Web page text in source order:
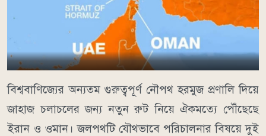
বিশ্ববাণিজ্যের অন্যতম গুরুত্বপূর্ণ নৌপথ হরমুজ প্রণালি দিয়ে
জাহাজ চলাচলের জন্য নতুন রুট নিয়ে ঐকমত্যে পৌঁছেছে
ইরান ও ওমান। জলপথটি যৌথভাবে পরিচালনার বিষয়ে দুই